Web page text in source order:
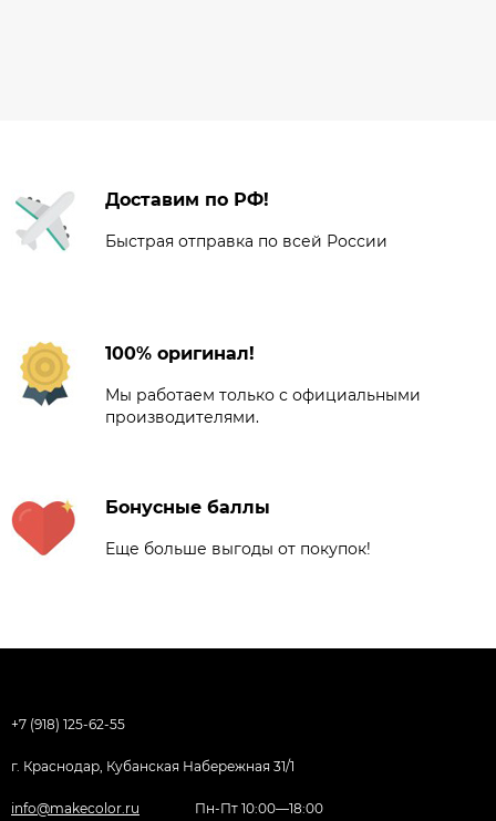
Доставим по РФ!
Быстрая отправка по всей России
100% оригинал!
Мы работаем только с официальными
производителями.
Бонусные баллы
Еще больше выгоды от покупок!
+7 (918) 125-62-55
г. Краснодар, Кубанская Набережная 31/1
info@makecolor.ru Пн-Пт 10:00—18:00